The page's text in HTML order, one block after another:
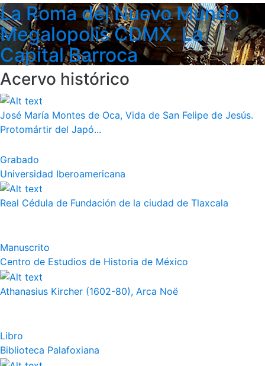
La Roma del Nuevo Mundo
Megalopolis CDMX. La
Capital Barroca
Acervo histórico
José María Montes de Oca, Vida de San Felipe de Jesús.
Protomártir del Japó...
Grabado
Universidad Iberoamericana
Real Cédula de Fundación de la ciudad de Tlaxcala
Manuscrito
Centro de Estudios de Historia de México
Athanasius Kircher (1602-80), Arca Noë
Libro
Biblioteca Palafoxiana